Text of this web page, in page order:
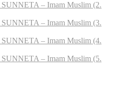
– Imam Muslim (2.
– Imam Muslim (3.
– Imam Muslim (4.
– Imam Muslim (5.